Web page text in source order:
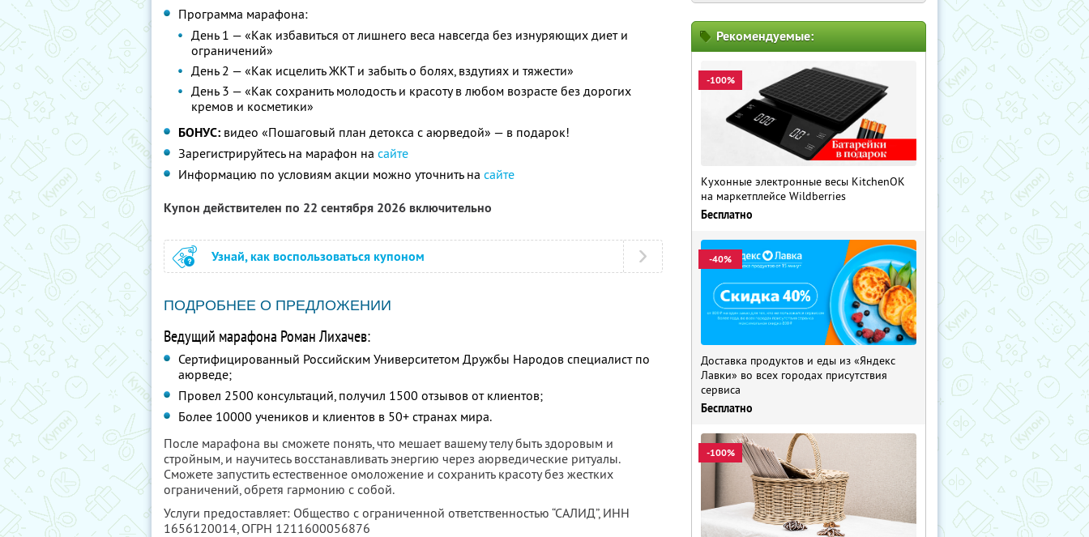
Программа марафона:
День 1 — «Как избавиться от лишнего веса навсегда без изнуряющих диет и
ограничений»
День 2 — «Как исцелить ЖКТ и забыть о болях, вздутиях и тяжести»
День 3 — «Как сохранить молодость и красоту в любом возрасте без дорогих
кремов и косметики»
БОНУС: видео «Пошаговый план детокса с аюрведой» — в подарок!
Зарегистрируйтесь на марафон на сайте
Информацию по условиям акции можно уточнить на сайте
Купон действителен по 22 сентября 2026 включительно
Узнай, как воспользоваться купоном
ПОДРОБНЕЕ О ПРЕДЛОЖЕНИИ
Ведущий марафона Роман Лихачев:
Сертифицированный Российским Университетом Дружбы Народов специалист по
аюрведе;
Провел 2500 консультаций, получил 1500 отзывов от клиентов;
Более 10000 учеников и клиентов в 50+ странах мира.
После марафона вы сможете понять, что мешает вашему телу быть здоровым и
стройным, и научитесь восстанавливать энергию через аюрведические ритуалы.
Сможете запустить естественное омоложение и сохранить красоту без жестких
ограничений, обретя гармонию с собой.
Услуги предоставляет: Общество с ограниченной ответственностью “САЛИД”, ИНН
1656120014, ОГРН 1211600056876
Рекомендуемые:
-100%
Кухонные электронные весы KitchenOK
на маркетплейсе Wildberries
Бесплатно
-40%
Доставка продуктов и еды из «Яндекс
Лавки» во всех городах присутствия
сервиса
Бесплатно
-100%